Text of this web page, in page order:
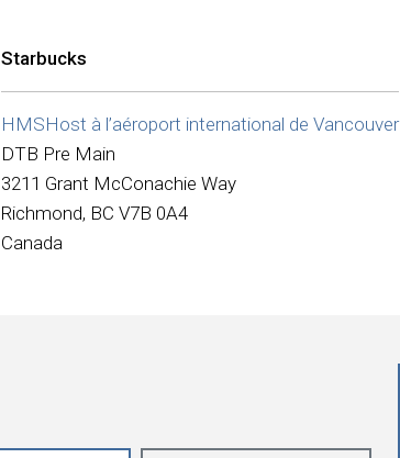
Starbucks
HMSHost à l’aéroport international de Vancouver
DTB Pre Main
3211 Grant McConachie Way
Richmond, BC V7B 0A4
Canada